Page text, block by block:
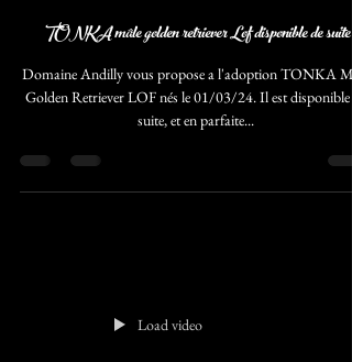
TONKA mâle golden retriever Lof disponible de suite
Domaine Andilly vous propose a l'adoption TONKA
Golden Retriever LOF nés le 01/03/24. Il est disponible
suite, et en parfaite...
Load video